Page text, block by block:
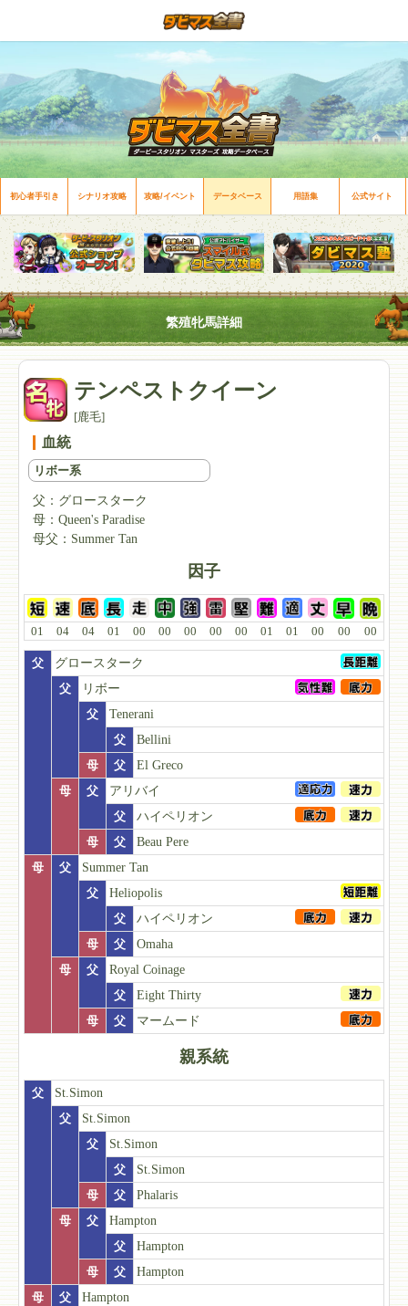
初心者手引き シナリオ攻略 攻略/イベント データベース 用語集 公式サイト
繁殖牝馬詳細
テンペストクイーン
[鹿毛]
血統
リボー系
父： グロースターク
母： Queen's Paradise
母父： Summer Tan
因子
01 04 04 01 00 00 00 00 00 01 01 00 00 00
父
グロースターク
父
リボー
父
Tenerani
父
Bellini
母
父
El Greco
母
父
アリバイ
父
ハイペリオン
母
父
Beau Pere
母
父
Summer Tan
父
Heliopolis
父
ハイペリオン
母
父
Omaha
母
父
Royal Coinage
父
Eight Thirty
母
父 マームード
親系統
父
St.Simon
父
St.Simon
父
St.Simon
父
St.Simon
母
父
Phalaris
母
父
Hampton
父
Hampton
母
父
Hampton
母
父
Hampton